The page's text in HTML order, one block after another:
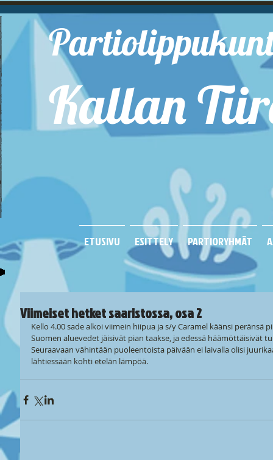
Kallan
ETUSIVU ESITTELY PARTIORYHMÄT
Viimeiset hetket saaristossa, osa 2
Kello 4.00 sade alkoi viimein hiipua ja s/y Caramel käänsi peränsä
Suomen aluevedet jäisivät pian taakse, ja edessä häämöttäisivät
Seuraavaan vähintään puoleentoista päivään ei laivalla olisi
lähtiessään kohti etelän lämpöä.